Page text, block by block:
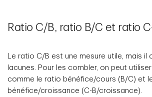
Ratio C/B, ratio B/C et ratio
Le ratio C/B est une mesure utile, mais il
lacunes. Pour les combler, on peut
comme le ratio bénéfice/cours (B/C) et
bénéfice/croissance (C-B/croissance).